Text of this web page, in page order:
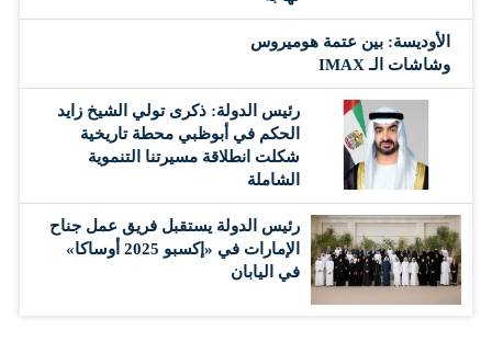
الأوديسة: بين عتمة هوميروس
وشاشات الـ IMAX
رئيس الدولة: ذكرى تولي الشيخ زايد
الحكم في أبوظبي محطة تاريخية
شكلت انطلاقة مسيرتنا التنموية
الشاملة
رئيس الدولة يستقبل فريق عمل جناح
الإمارات في «إكسبو 2025 أوساكا»
في اليابان